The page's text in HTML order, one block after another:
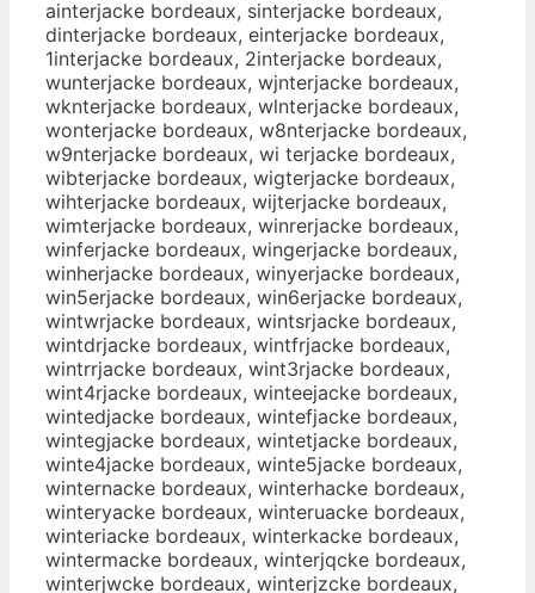
ainterjacke bordeaux, sinterjacke bordeaux,
dinterjacke bordeaux, einterjacke bordeaux,
1interjacke bordeaux, 2interjacke bordeaux,
wunterjacke bordeaux, wjnterjacke bordeaux,
wknterjacke bordeaux, wlnterjacke bordeaux,
wonterjacke bordeaux, w8nterjacke bordeaux,
w9nterjacke bordeaux, wi terjacke bordeaux,
wibterjacke bordeaux, wigterjacke bordeaux,
wihterjacke bordeaux, wijterjacke bordeaux,
wimterjacke bordeaux, winrerjacke bordeaux,
winferjacke bordeaux, wingerjacke bordeaux,
winherjacke bordeaux, winyerjacke bordeaux,
win5erjacke bordeaux, win6erjacke bordeaux,
wintwrjacke bordeaux, wintsrjacke bordeaux,
wintdrjacke bordeaux, wintfrjacke bordeaux,
wintrrjacke bordeaux, wint3rjacke bordeaux,
wint4rjacke bordeaux, winteejacke bordeaux,
wintedjacke bordeaux, wintefjacke bordeaux,
wintegjacke bordeaux, wintetjacke bordeaux,
winte4jacke bordeaux, winte5jacke bordeaux,
winternacke bordeaux, winterhacke bordeaux,
winteryacke bordeaux, winteruacke bordeaux,
winteriacke bordeaux, winterkacke bordeaux,
wintermacke bordeaux, winterjqcke bordeaux,
winterjwcke bordeaux, winterjzcke bordeaux,